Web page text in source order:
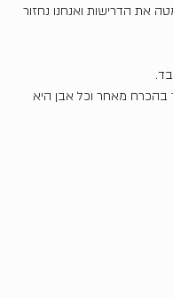
את הדרישות ואנחנו נחזור
בהכרח מאחר וכל אבן היא